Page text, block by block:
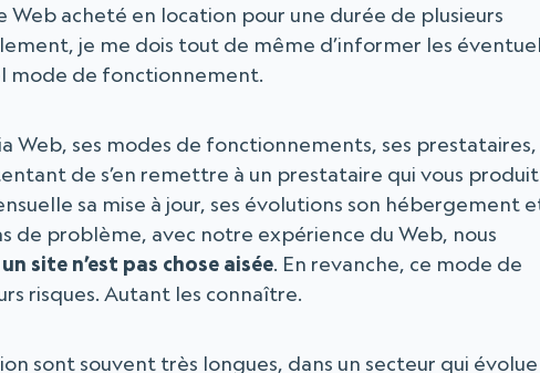
Web acheté en location pour une durée de plusieurs
je me dois tout de même d’informer les
mode de fonctionnement.
Web, ses modes de fonctionnements, ses prestataires,
de s’en remettre à un prestataire qui vous produit
sa mise à jour, ses évolutions son hébergement
de problème, avec notre expérience du Web, nous
site n’est pas chose aisée. En revanche, ce mode de
risques. Autant les connaître.
sont souvent très longues, dans un secteur qui évolue